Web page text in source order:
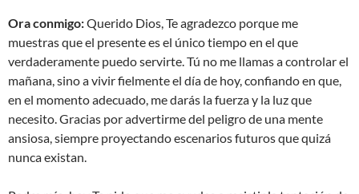
Ora conmigo:Querido Dios, Te agradezco porque me
muestras que el presente es el único tiempo en el que
verdaderamente puedo servirte. Tú no me llamas a controlar el
mañana, sino a vivir fielmente el día de hoy, confiando en que,
en el momento adecuado, me darás la fuerza y la luz que
necesito. Gracias por advertirme del peligro de una mente
ansiosa, siempre proyectando escenarios futuros que quizá
nunca existan.